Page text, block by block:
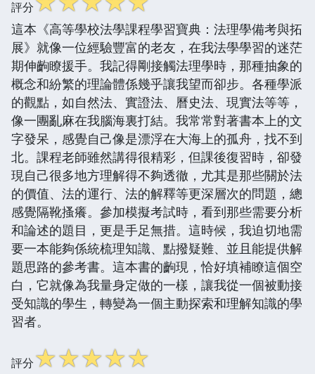
評分
這本《高等學校法學課程學習寶典：法理學備考與拓
展》就像一位經驗豐富的老友，在我法學學習的迷茫
期伸齣瞭援手。我記得剛接觸法理學時，那種抽象的
概念和紛繁的理論體係幾乎讓我望而卻步。各種學派
的觀點，如自然法、實證法、曆史法、現實法等等，
像一團亂麻在我腦海裏打結。我常常對著書本上的文
字發呆，感覺自己像是漂浮在大海上的孤舟，找不到
北。課程老師雖然講得很精彩，但課後復習時，卻發
現自己很多地方理解得不夠透徹，尤其是那些關於法
的價值、法的運行、法的解釋等更深層次的問題，總
感覺隔靴搔癢。參加模擬考試時，看到那些需要分析
和論述的題目，更是手足無措。這時候，我迫切地需
要一本能夠係統梳理知識、點撥疑難、並且能提供解
題思路的參考書。這本書的齣現，恰好填補瞭這個空
白，它就像為我量身定做的一樣，讓我從一個被動接
受知識的學生，轉變為一個主動探索和理解知識的學
習者。
評分☆☆☆☆☆